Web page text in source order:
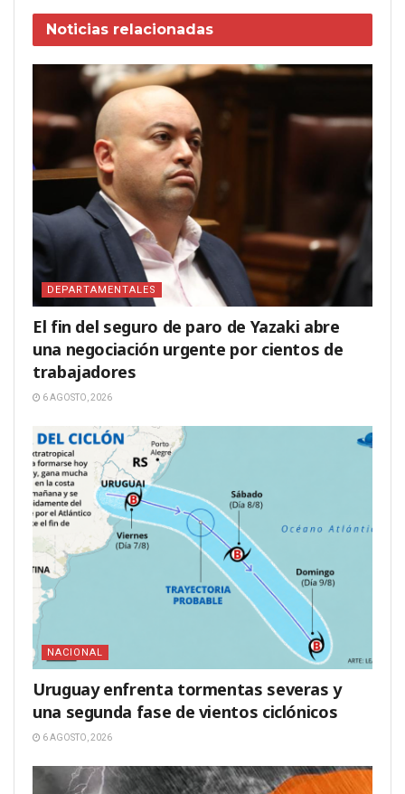
Noticias relacionadas
DEPARTAMENTALES
El fin del seguro de paro de Yazaki abre
una negociación urgente por cientos de
trabajadores
6 AGOSTO, 2026
NACIONAL
Uruguay enfrenta tormentas severas y
una segunda fase de vientos ciclónicos
6 AGOSTO, 2026